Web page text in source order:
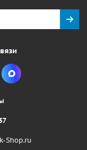
Shop.ru